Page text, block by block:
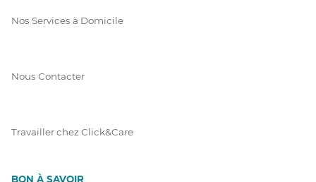
Nos Services à Domicile
Nous Contacter
Travailler chez Click&Care
BON À SAVOIR